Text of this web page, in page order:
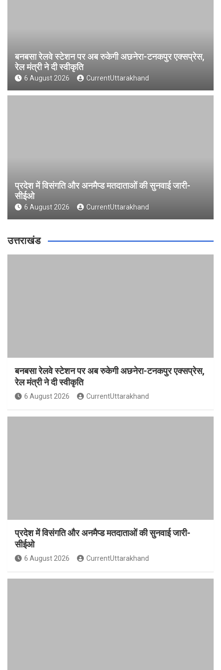
बनबसा रेलवे स्टेशन पर अब रुकेगी अछनेरा-टनकपुर एक्सप्रेस,
रेल मंत्री ने दी स्वीकृति
6 August 2026 CurrentUttarakhand
प्रदेश में विसंगति और अनमैप्ड मतदाताओं की सुनवाई जारी-
सीईओ
6 August 2026 CurrentUttarakhand
उत्तराखंड
बनबसा रेलवे स्टेशन पर अब रुकेगी अछनेरा-टनकपुर एक्सप्रेस,
रेल मंत्री ने दी स्वीकृति
6 August 2026 CurrentUttarakhand
प्रदेश में विसंगति और अनमैप्ड मतदाताओं की सुनवाई जारी-
सीईओ
6 August 2026 CurrentUttarakhand